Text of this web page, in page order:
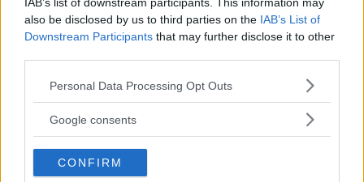
also be disclosed by us to third parties on the IAB’s List of
Downstream Participants that may further disclose it to other
Please note that this website/app uses one or more Google
not limited to your visit or usage behaviour. You may click to
use your data for below specified purposes in below Google
consent section.
Personal Data Processing Opt Outs
Google consents
CONFIRM
Sony lägger bud på
Tamron – kan vara värt
12 miljarder kronor
F3 Foto – Sveriges nya
fotodagar till Göteborg,